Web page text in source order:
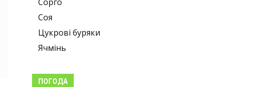
Соя
Цукрові буряки
Ячмінь
ПОГОДА